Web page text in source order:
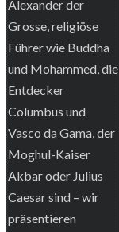
Alexander der
Grosse, religiöse
Führer wie Buddha
und Mohammed, die
Entdecker
Columbus und
Vasco da Gama, der
Moghul-Kaiser
Akbar oder Julius
Caesar sind – wir
präsentieren